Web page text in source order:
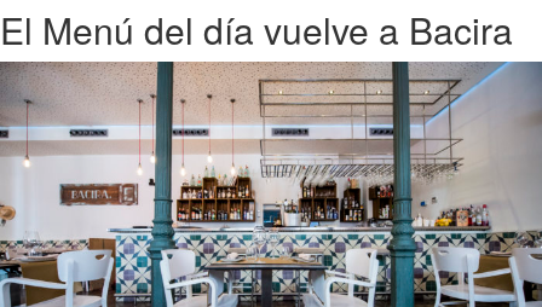
El Menú del día vuelve a Bacira